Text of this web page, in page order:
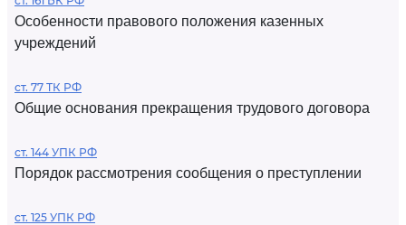
Особенности правового положения казенных
учреждений
ст. 77 ТК РФ
Общие основания прекращения трудового договора
ст. 144 УПК РФ
Порядок рассмотрения сообщения о преступлении
ст. 125 УПК РФ